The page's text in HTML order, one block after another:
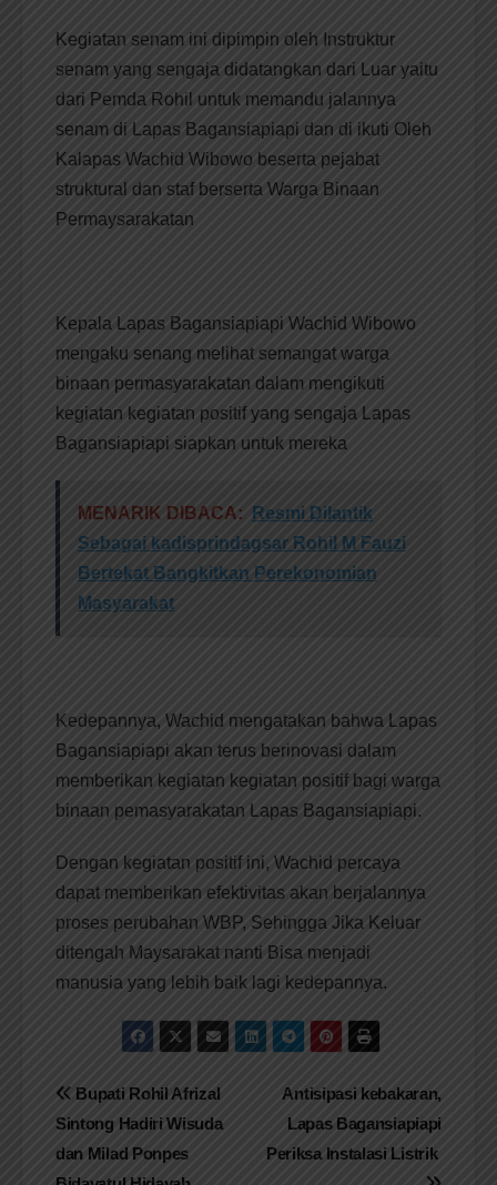
Kegiatan senam ini dipimpin oleh Instruktur
senam yang sengaja didatangkan dari Luar yaitu
dari Pemda Rohil untuk memandu jalannya
senam di Lapas Bagansiapiapi dan di ikuti Oleh
Kalapas Wachid Wibowo beserta pejabat
struktural dan staf berserta Warga Binaan
Permaysarakatan
Kepala Lapas Bagansiapiapi Wachid Wibowo
mengaku senang melihat semangat warga
binaan permasyarakatan dalam mengikuti
kegiatan kegiatan positif yang sengaja Lapas
Bagansiapiapi siapkan untuk mereka
MENARIK DIBACA:
Resmi Dilantik
Sebagai kadisprindagsar Rohil M Fauzi
Bertekat Bangkitkan Perekonomian
Masyarakat
Kedepannya, Wachid mengatakan bahwa Lapas
Bagansiapiapi akan terus berinovasi dalam
memberikan kegiatan kegiatan positif bagi warga
binaan pemasyarakatan Lapas Bagansiapiapi.
Dengan kegiatan positif ini, Wachid percaya
dapat memberikan efektivitas akan berjalannya
proses perubahan WBP, Sehingga Jika Keluar
ditengah Maysarakat nanti Bisa menjadi
manusia yang lebih baik lagi kedepannya.
Navigasi
pos
Antisipasi kebakaran,
Lapas Bagansiapiapi
Periksa Instalasi Listrik
Bupati Rohil Afrizal
Sintong Hadiri Wisuda
dan Milad Ponpes